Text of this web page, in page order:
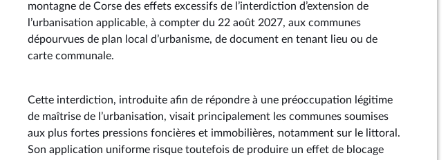
7 mai 2026
7 mai 2026
7 mai 2026
13 mai 2026
montagne de Corse des effets excessifs de l’interdiction d’extension de
l’urbanisation applicable, à compter du 22 août 2027, aux communes
dépourvues de plan local d’urbanisme, de document en tenant lieu ou de
carte communale.
Cette interdiction, introduite afin de répondre à une préoccupation légitime
de maîtrise de l’urbanisation, visait principalement les communes soumises
aux plus fortes pressions foncières et immobilières, notamment sur le littoral.
Son application uniforme risque toutefois de produire un effet de blocage